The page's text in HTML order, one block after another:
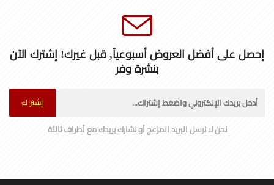
إحصل على أفضل العروض أسبوعياً, قبل غيرك! إشترك الآن
بنشرة وفر
إشتراك
نحن لا نرسل البريد المزعج أو نشارك بريدك مع أطراف ثالثة